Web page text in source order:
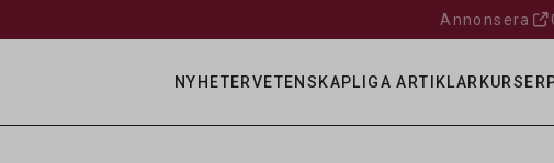
Annonsera
NYHETERVETENSKAPLIGA ARTIKLAR KURSER